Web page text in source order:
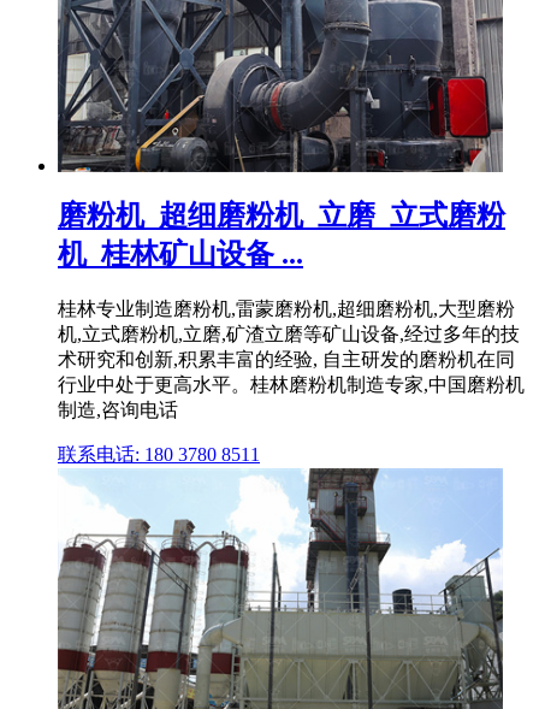
磨粉机_超细磨粉机_立磨_立式磨粉
机_桂林矿山设备 ...
桂林专业制造磨粉机,雷蒙磨粉机,超细磨粉机,大型磨粉
机,立式磨粉机,立磨,矿渣立磨等矿山设备,经过多年的技
术研究和创新,积累丰富的经验, 自主研发的磨粉机在同
行业中处于更高水平。桂林磨粉机制造专家,中国磨粉机
制造,咨询电话
联系电话: 180 3780 8511